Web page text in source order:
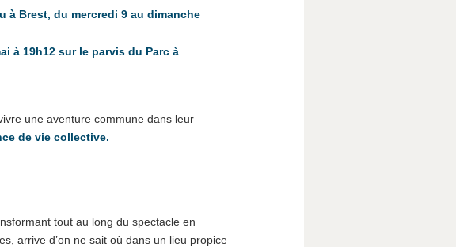
à Brest, du mercredi 9 au dimanche
à 19h12 sur le parvis du Parc à
une aventure commune dans leur
de vie collective.
tout au long du spectacle en
arrive d’on ne sait où dans un lieu propice